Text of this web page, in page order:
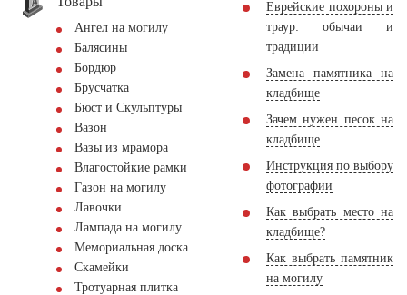
Ангел на могилу
Балясины
Бордюр
Брусчатка
Бюст и Скульптуры
Вазон
Вазы из мрамора
Влагостойкие рамки
Газон на могилу
Лавочки
Лампада на могилу
Мемориальная доска
Скамейки
Тротуарная плитка
Еврейские похороны и
траур: обычаи и
традиции
Замена памятника на
кладбище
Зачем нужен песок на
кладбище
Инструкция по выбору
фотографии
Как выбрать место на
кладбище?
Как выбрать памятник
на могилу